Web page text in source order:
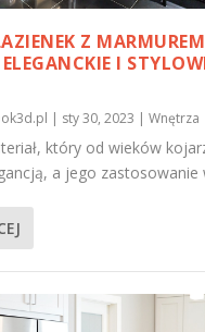
Z
I
| sty 30, 2023 |Wnętrza
który od wieków
a jego zastosowanie